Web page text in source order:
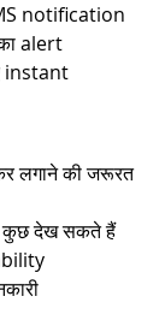
notification​
alert​
instant
लगाने की जरूरत
कुछ देख सकते हैं